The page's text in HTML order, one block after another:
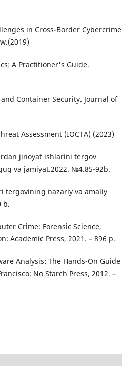
in Cross-Border Cybercrime
A Practitioner's Guide.
Container Security. Journal of
Assessment (IOCTA) (2023)
jinoyat ishlarini tergov
va jamiyat.2022. №4.85-92b.
tergovining nazariy va amaliy
b.
Crime: Forensic Science,
Academic Press, 2021. – 896 p.
Analysis: The Hands-On Guide
No Starch Press, 2012. –